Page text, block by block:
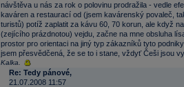
návštěva u nás za rok o polovinu prodražila - vedle
kaváren a restaurací od (jsem kavárenský povaleč,
turistů) potíž zaplatit za kávu 60, 70 korun, ale když
(zejícího prázdnotou) vejdu, začne na mne obsluha
prostor pro orientaci na jiný typ zákazníků tyto
jsem přesvědčená, že se to i stane, vždyť Češi jsou
Kalka.
Re: Tedy pánové,
21.07.2008 11:57